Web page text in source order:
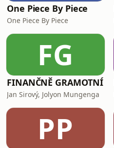
One Piece By Piece
One Piece By Piece
FG
FINANČNĚ GRAMOTNÍ
Jan Sirový, Jolyon Mungenga
PP